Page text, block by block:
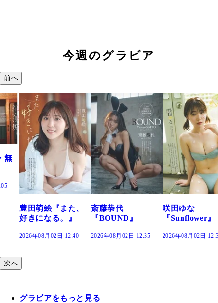
今週のグラビア
前へ
斎藤恭代
『BOUND』
2026年08月02日 12:35
咲田ゆな
『Sunflower』
2026年08月02日 12:30
藤水咲桜『花
だまり』
2026年08月02日
次へ
グラビアをもっと見る